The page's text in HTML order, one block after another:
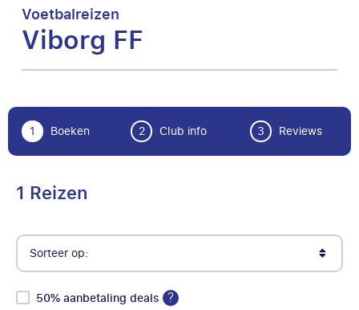
Voetbalreizen
Viborg FF
1 Boeken 2 Club info 3 Reviews
1 Reizen
Sorteer op:
50% aanbetaling deals ?